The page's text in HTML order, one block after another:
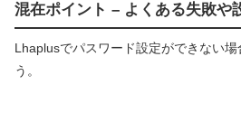
混在ポイント – よくある失敗や
Lhaplusでパスワード設定ができない
う。